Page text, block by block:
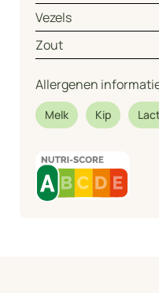
Vezels
Zout
Allergenen
Melk Kip